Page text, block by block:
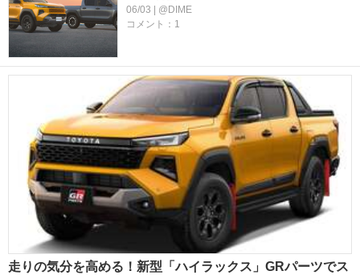
06/03 | @DIME
コメント：1
走りの気分を高める！新型「ハイラックス」GRパーツでス